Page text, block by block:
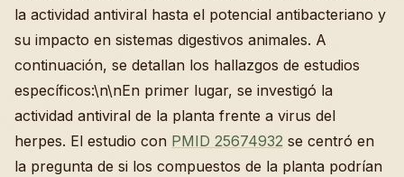
la actividad antiviral hasta el potencial antibacteriano y
su impacto en sistemas digestivos animales. A
continuación, se detallan los hallazgos de estudios
específicos:\n\nEn primer lugar, se investigó la
actividad antiviral de la planta frente a virus del
herpes. El estudio con PMID 25674932 se centró en
la pregunta de si los compuestos de la planta podrían